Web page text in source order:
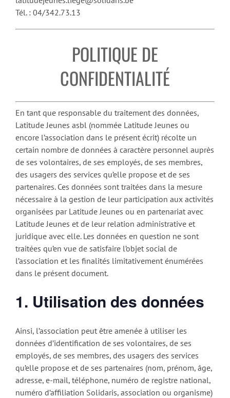
Tél. : 04/342.73.13
POLITIQUE DE
CONFIDENTIALITÉ
En tant que responsable du traitement des données,
Latitude Jeunes asbl (nommée Latitude Jeunes ou
encore l’association dans le présent écrit) récolte un
certain nombre de données à caractère personnel auprès
de ses volontaires, de ses employés, de ses membres,
des usagers des services qu’elle propose et de ses
partenaires. Ces données sont traitées dans la mesure
nécessaire à la gestion de leur participation aux activités
organisées par Latitude Jeunes ou en partenariat avec
Latitude Jeunes et de leur relation administrative et
juridique avec elle. Les données en question ne sont
traitées qu’en vue de satisfaire l’objet social de
l’association et les finalités limitativement énumérées
dans le présent document.
1. Utilisation des données
Ainsi, l’association peut être amenée à utiliser les
données d’identification de ses volontaires, de ses
employés, de ses membres, des usagers des services
qu’elle propose et de ses partenaires (nom, prénom, âge,
adresse, e-mail, téléphone, numéro de registre national,
numéro d’affiliation Solidaris, association ou organisme)